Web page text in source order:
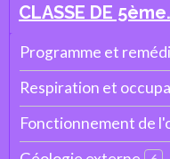
CLASSE DE 5ème.
Programme et
Respiration et
Fonctionnement de